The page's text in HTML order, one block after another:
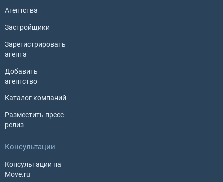
Агентства
Застройщики
Зарегистрировать
агента
Добавить
агентство
Каталог компаний
Разместить пресс-
релиз
Консультации
Консультации на
Move.ru